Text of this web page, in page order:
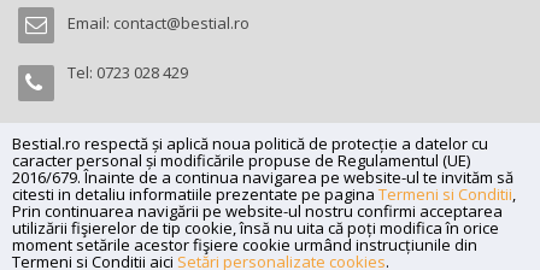
Bestial.ro respectă și aplică noua politică de protecție a datelor cu
caracter personal și modificările propuse de Regulamentul (UE)
2016/679. Înainte de a continua navigarea pe website-ul te invităm să
citesti in detaliu informatiile prezentate pe pagina Termeni si Conditii,
Prin continuarea navigării pe website-ul nostru confirmi acceptarea
utilizării fişierelor de tip cookie, însă nu uita că poți modifica în orice
moment setările acestor fişiere cookie urmând instrucțiunile din
Termeni si Conditii aici Setări personalizate cookies.
Email: contact@bestial.ro
Tel: 0723 028 429
Copyright (C) 2026bestial.ro -All rights reserved.
SC BESTIAL RECORDS SRL, Nr. R.C.: J35/345/2005, C.U.I.: RO17197870,
Adresa: Magazin fizic desființat
Powered byNet Interaction.